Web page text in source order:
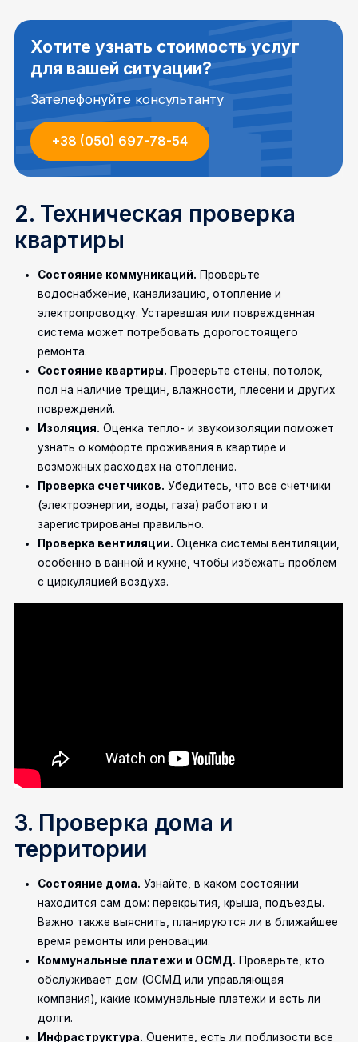
Хотите узнать стоимость услуг
для вашей ситуации?
Зателефонуйте консультанту
+38 (050) 697-78-54
2. Техническая проверка
квартиры
Состояние коммуникаций. Проверьте
водоснабжение, канализацию, отопление и
электропроводку. Устаревшая или поврежденная
система может потребовать дорогостоящего
ремонта.
Состояние квартиры. Проверьте стены, потолок,
пол на наличие трещин, влажности, плесени и других
повреждений.
Изоляция. Оценка тепло- и звукоизоляции поможет
узнать о комфорте проживания в квартире и
возможных расходах на отопление.
Проверка счетчиков. Убедитесь, что все счетчики
(электроэнергии, воды, газа) работают и
зарегистрированы правильно.
Проверка вентиляции. Оценка системы вентиляции,
особенно в ванной и кухне, чтобы избежать проблем
с циркуляцией воздуха.
3. Проверка дома и
территории
Состояние дома. Узнайте, в каком состоянии
находится сам дом: перекрытия, крыша, подъезды.
Важно также выяснить, планируются ли в ближайшее
время ремонты или реновации.
Коммунальные платежи и ОСМД. Проверьте, кто
обслуживает дом (ОСМД или управляющая
компания), какие коммунальные платежи и есть ли
долги.
Инфраструктура. Оцените, есть ли поблизости все